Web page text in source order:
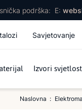
podrška: E:
Savjetovanje
Izvori
Naslovna